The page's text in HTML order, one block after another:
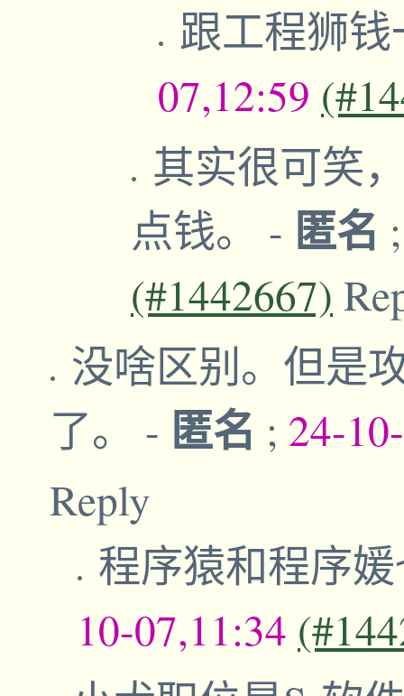
跟工程狮
07,12:59
其实很可笑
点钱。 - 匿名
(#1442667)
没啥区别。但是
了。 - 匿名 ; 24-
Reply
程序猿和程序
10-07,11:34